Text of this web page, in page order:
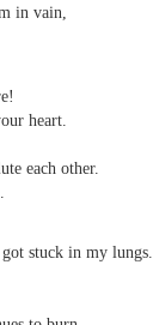
in vain,
heart.
each other.
stuck in my lungs.